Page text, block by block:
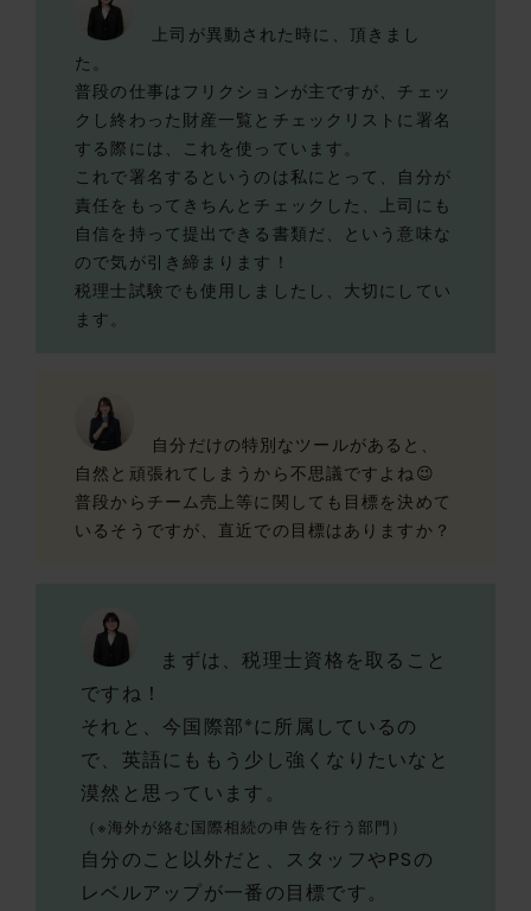
上司が異動された時に、頂きまし
た。
普段の仕事はフリクションが主ですが、チェッ
クし終わった財産一覧とチェックリストに署名
する際には、これを使っています。
これで署名するというのは私にとって、自分が
責任をもってきちんとチェックした、上司にも
自信を持って提出できる書類だ、という意味な
ので気が引き締まります！
税理士試験でも使用しましたし、大切にしてい
ます。
自分だけの特別なツールがあると、
自然と頑張れてしまうから不思議ですよね😉
普段からチーム売上等に関しても目標を決めて
いるそうですが、直近での目標はありますか？
まずは、税理士資格を取ること
ですね！
それと、今国際部※ に所属しているの
で、英語にももう少し強くなりたいなと
漠然と思っています。
（※海外が絡む国際相続の申告を行う部門）
自分のこと以外だと、スタッフやPSの
レベルアップが一番の目標です。